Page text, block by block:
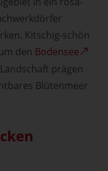
Kitschig-schön
den Bodensee
prägen
Blütenmeer